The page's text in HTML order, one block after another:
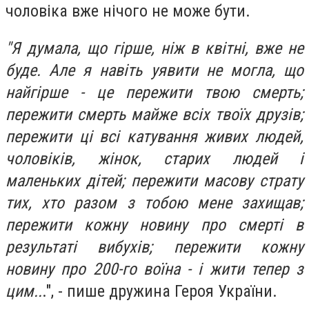
чоловіка вже нічого не може бути.
"Я думала, що гірше, ніж в квітні, вже не
буде. Але я навіть уявити не могла, що
найгірше - це пережити твою смерть;
пережити смерть майже всіх твоїх друзів;
пережити ці всі катування живих людей,
чоловіків, жінок, старих людей і
маленьких дітей; пережити масову страту
тих, хто разом з тобою мене захищав;
пережити кожну новину про смерті в
результаті вибухів; пережити кожну
новину про 200-го воїна - і жити тепер з
цим...", - пише дружина Героя України.